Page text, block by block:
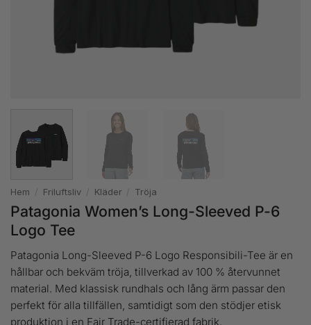
Hem / Friluftsliv / Kläder / Tröja
Patagonia Women’s Long-Sleeved P-6
Logo Tee
Patagonia Long-Sleeved P-6 Logo Responsibili-Tee är en
hållbar och bekväm tröja, tillverkad av 100 % återvunnet
material. Med klassisk rundhals och lång ärm passar den
perfekt för alla tillfällen, samtidigt som den stödjer etisk
produktion i en Fair Trade-certifierad fabrik.